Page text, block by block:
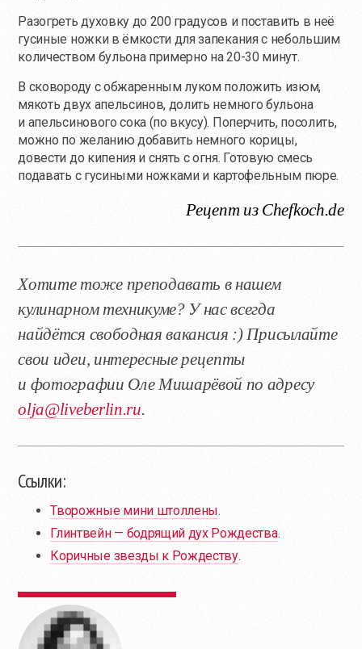
Разогреть духовку до 200 градусов и поставить в неё
гусиные ножки в ёмкости для запекания с небольшим
количеством бульона примерно на 20-30 минут.
В сковороду с обжаренным луком положить изюм,
мякоть двух апельсинов, долить немного бульона
и апельсинового сока (по вкусу). Поперчить, посолить,
можно по желанию добавить немного корицы,
довести до кипения и снять с огня. Готовую смесь
подавать с гусиными ножками и картофельным пюре.
Рецепт из Chefkoch.de
Хотите тоже преподавать в нашем
кулинарном техникуме? У нас всегда
найдётся свободная вакансия :) Присылайте
свои идеи, интересные рецепты
и фотографии Оле Мишарёвой по адресу
olja@liveberlin.ru.
Ссылки:
Творожные мини штоллены.
Глинтвейн — бодрящий дух Рождества.
Коричные звезды к Рождеству.